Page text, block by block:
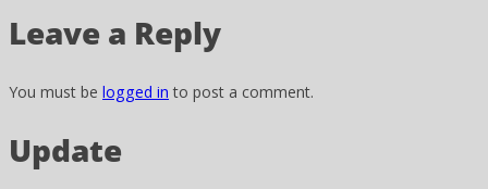
Leave a Reply
You must be logged in to post a comment.
Update